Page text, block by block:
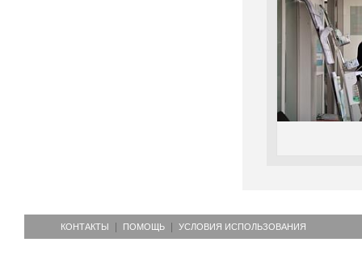
КОНТАКТЫ ПОМОЩЬ УСЛОВИЯ ИСПОЛЬЗОВАНИЯ